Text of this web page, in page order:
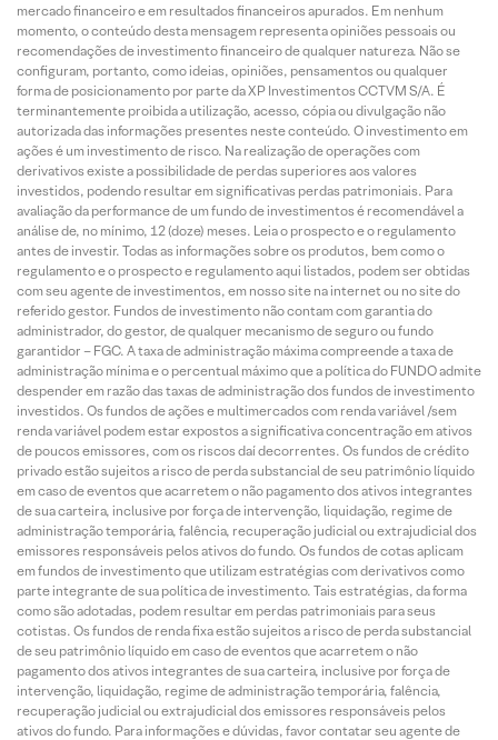
mercado financeiro e em resultados financeiros apurados. Em nenhum
momento, o conteúdo desta mensagem representa opiniões pessoais ou
recomendações de investimento financeiro de qualquer natureza. Não se
configuram, portanto, como ideias, opiniões, pensamentos ou qualquer
forma de posicionamento por parte da XP Investimentos CCTVM S/A. É
terminantemente proibida a utilização, acesso, cópia ou divulgação não
autorizada das informações presentes neste conteúdo. O investimento em
ações é um investimento de risco. Na realização de operações com
derivativos existe a possibilidade de perdas superiores aos valores
investidos, podendo resultar em significativas perdas patrimoniais. Para
avaliação da performance de um fundo de investimentos é recomendável a
análise de, no mínimo, 12 (doze) meses. Leia o prospecto e o regulamento
antes de investir. Todas as informações sobre os produtos, bem como o
regulamento e o prospecto e regulamento aqui listados, podem ser obtidas
com seu agente de investimentos, em nosso site na internet ou no site do
referido gestor. Fundos de investimento não contam com garantia do
administrador, do gestor, de qualquer mecanismo de seguro ou fundo
garantidor – FGC. A taxa de administração máxima compreende a taxa de
administração mínima e o percentual máximo que a política do FUNDO admite
despender em razão das taxas de administração dos fundos de investimento
investidos. Os fundos de ações e multimercados com renda variável /sem
renda variável podem estar expostos a significativa concentração em ativos
de poucos emissores, com os riscos daí decorrentes. Os fundos de crédito
privado estão sujeitos a risco de perda substancial de seu patrimônio líquido
em caso de eventos que acarretem o não pagamento dos ativos integrantes
de sua carteira, inclusive por força de intervenção, liquidação, regime de
administração temporária, falência, recuperação judicial ou extrajudicial dos
emissores responsáveis pelos ativos do fundo. Os fundos de cotas aplicam
em fundos de investimento que utilizam estratégias com derivativos como
parte integrante de sua política de investimento. Tais estratégias, da forma
como são adotadas, podem resultar em perdas patrimoniais para seus
cotistas. Os fundos de renda fixa estão sujeitos a risco de perda substancial
de seu patrimônio líquido em caso de eventos que acarretem o não
pagamento dos ativos integrantes de sua carteira, inclusive por força de
intervenção, liquidação, regime de administração temporária, falência,
recuperação judicial ou extrajudicial dos emissores responsáveis pelos
ativos do fundo. Para informações e dúvidas, favor contatar seu agente de